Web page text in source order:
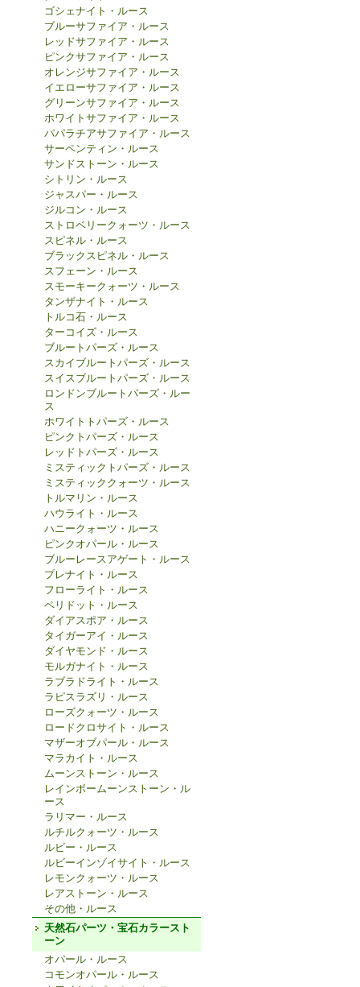
ゴシェナイト・ルース
ブルーサファイア・ルース
レッドサファイア・ルース
ピンクサファイア・ルース
オレンジサファイア・ルース
イエローサファイア・ルース
グリーンサファイア・ルース
ホワイトサファイア・ルース
パパラチアサファイア・ルース
サーペンティン・ルース
サンドストーン・ルース
シトリン・ルース
ジャスパー・ルース
ジルコン・ルース
ストロベリークォーツ・ルース
スピネル・ルース
ブラックスピネル・ルース
スフェーン・ルース
スモーキークォーツ・ルース
タンザナイト・ルース
トルコ石・ルース
ターコイズ・ルース
ブルートパーズ・ルース
スカイブルートパーズ・ルース
スイスブルートパーズ・ルース
ロンドンブルートパーズ・ルー
ス
ホワイトトパーズ・ルース
ピンクトパーズ・ルース
レッドトパーズ・ルース
ミスティックトパーズ・ルース
ミスティッククォーツ・ルース
トルマリン・ルース
ハウライト・ルース
ハニークォーツ・ルース
ピンクオパール・ルース
ブルーレースアゲート・ルース
プレナイト・ルース
フローライト・ルース
ペリドット・ルース
ダイアスポア・ルース
タイガーアイ・ルース
ダイヤモンド・ルース
モルガナイト・ルース
ラブラドライト・ルース
ラピスラズリ・ルース
ローズクォーツ・ルース
ロードクロサイト・ルース
マザーオブパール・ルース
マラカイト・ルース
ムーンストーン・ルース
レインボームーンストーン・ル
ース
ラリマー・ルース
ルチルクォーツ・ルース
ルビー・ルース
ルビーインゾイサイト・ルース
レモンクォーツ・ルース
レアストーン・ルース
その他・ルース
天然石パーツ・宝石カラースト
ーン
オパール・ルース
コモンオパール・ルース